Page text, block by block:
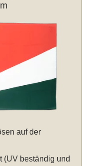
auf der
(UV beständig und